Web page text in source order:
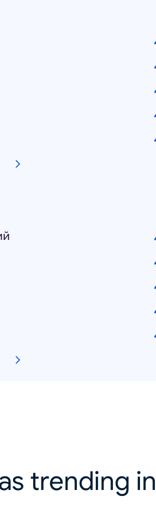
trending in